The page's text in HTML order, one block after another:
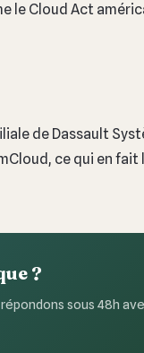
Cloud Act
de Dassault
ce qui en
?
sous 48h